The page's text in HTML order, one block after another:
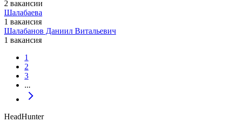
2 вакансии
Шалабаева
1 вакансия
Шалабанов Даниил Витальевич
1 вакансия
1
2
3
...
HeadHunter